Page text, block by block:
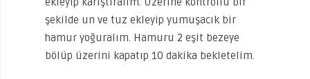
şekilde un ve tuz ekleyip yumuşacık bir
hamur yoğuralım. Hamuru 2 eşit bezeye
bölüp üzerini kapatıp 10 dakika bekletelim.